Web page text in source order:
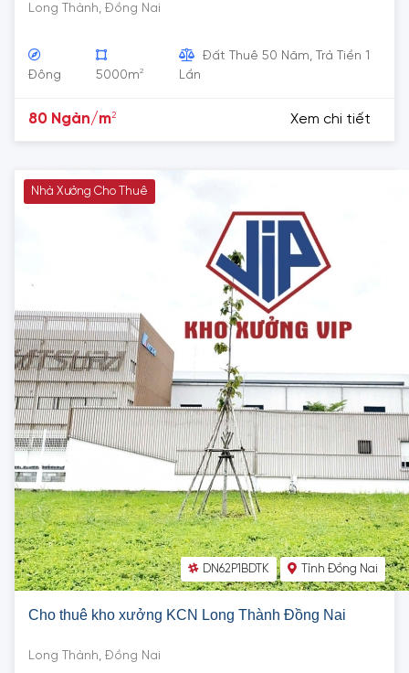
Long Thành, Đồng Nai
Đông 5000m2
Đất Thuê 50 Năm, Trả Tiền 1
Lần
80 Ngàn/m2 Xem chi tiết
Nhà Xưởng Cho Thuê
DN62P1BDTK Tỉnh Đồng Nai
Cho thuê kho xưởng KCN Long Thành Đồng Nai
Long Thành, Đồng Nai